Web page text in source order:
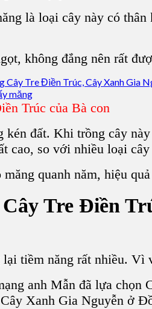
là loại cây này có thân
không đắng nên rất
Trúc của Bà con
đất. Khi trồng cây
cao, so với nhiều loại
quanh năm, hiệu
Cây Tre Điền
tiềm năng rất nhiều. Vì
anh Mẫn đã lựa chọn
Xanh Gia Nguyễn ở